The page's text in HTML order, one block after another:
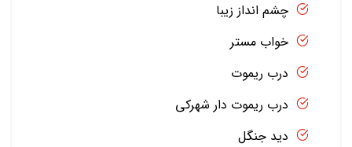
چشم انداز زیبا
خواب مستر
درب ریموت
درب ریموت دار شهرکی
دید جنگل